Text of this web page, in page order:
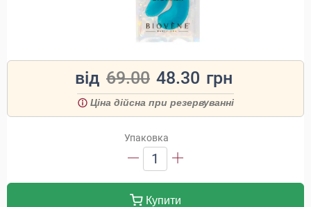
від 69.00 48.30 грн
Ціна дійсна при резервуванні
Упаковка
1
Купити